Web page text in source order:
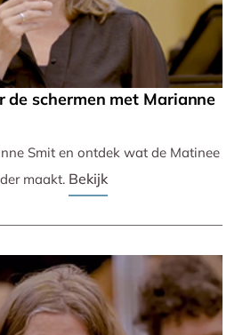
de schermen met Marianne
Smit en ontdek wat de Matinee
maakt. Bekijk